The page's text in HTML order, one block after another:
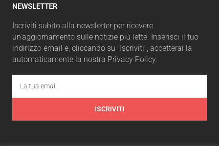
NEWSLETTER
Iscriviti subito alla newsletter per ricevere
un'aggiornamento sulle notizie più lette. Inserisci il tuo
indirizzo email e, cliccando su “Iscriviti”, accetterai la
automaticamente la nostra Privacy Policy.
ISCRIVITI